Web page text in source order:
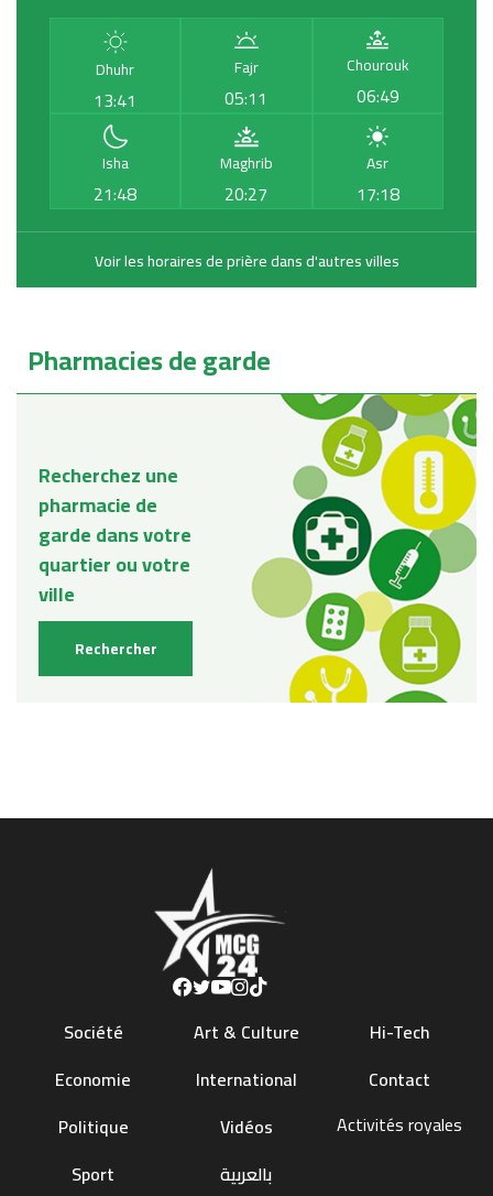
Société
Economie
Politique
Sport
Art & Culture
International
Vidéos
بالعربية
Hi-Tech
Contact
Activités royales